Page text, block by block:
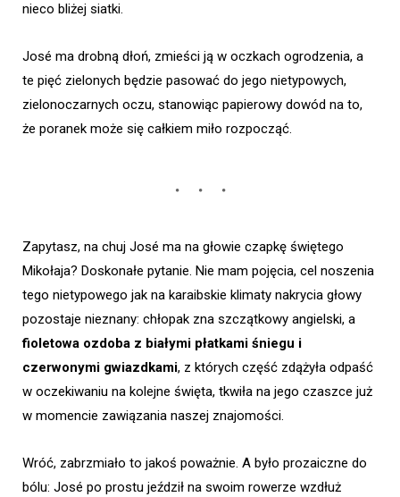
nieco bliżej siatki.
José ma drobną dłoń, zmieści ją w oczkach ogrodzenia, a
te pięć zielonych będzie pasować do jego nietypowych,
zielonoczarnych oczu, stanowiąc papierowy dowód na to,
że poranek może się całkiem miło rozpocząć.
Zapytasz, na chuj José ma na głowie czapkę świętego
Mikołaja? Doskonałe pytanie. Nie mam pojęcia, cel noszenia
tego nietypowego jak na karaibskie klimaty nakrycia głowy
pozostaje nieznany: chłopak zna szczątkowy angielski, a
fioletowa ozdoba z białymi płatkami śniegu i
czerwonymi gwiazdkami, z których część zdążyła odpaść
w oczekiwaniu na kolejne święta, tkwiła na jego czaszce już
w momencie zawiązania naszej znajomości.
Wróć, zabrzmiało to jakoś poważnie. A było prozaiczne do
bólu: José po prostu jeździł na swoim rowerze wzdłuż